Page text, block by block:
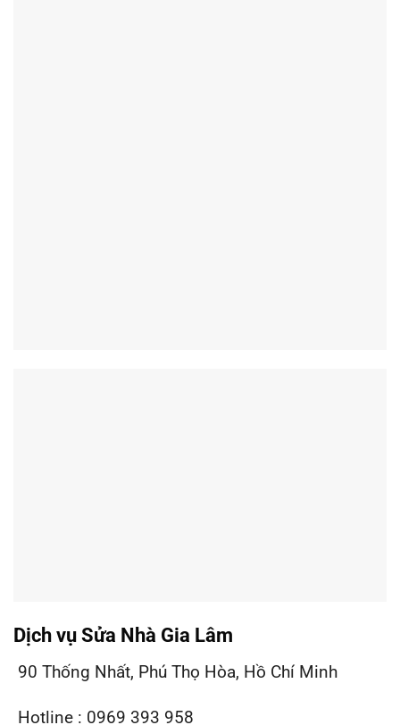
Dịch vụ Sửa Nhà Gia Lâm
90 Thống Nhất, Phú Thọ Hòa, Hồ Chí Minh
Hotline : 0969 393 958